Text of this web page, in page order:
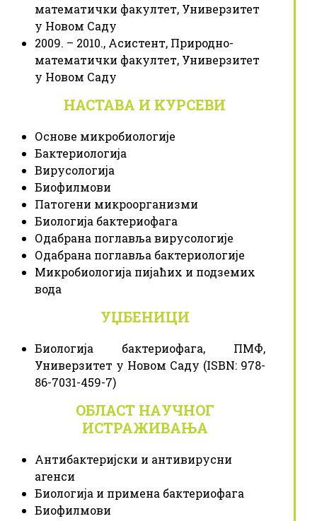
математички факултет, Универзитет
у Новом Саду
2009. – 2010., Асистент, Природно-
математички факултет, Универзитет
у Новом Саду
НАСТАВА И KУРСЕВИ
Основе микробиологије
Бактериологија
Вирусологија
Биофилмови
Патогени микроорганизми
Биологија бактериофага
Одабрана поглавља вирусологије
Одабрана поглавља бактериологије
Микробиологија пијаћих и подземих
вода
УЏБЕНИЦИ
Биологија бактериофага, ПМФ,
Универзитет у Новом Саду (ISBN: 978-
86-7031-459-7)
ОБЛАСТ НАУЧНОГ
ИСТРАЖИВАЊА
Антибактеријски и антивирусни
агенси
Биологија и примена бактериофага
Биофилмови